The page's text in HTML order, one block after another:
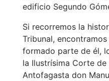
edificio Segundo
Si recorremos la
Tribunal,
formado parte de él,
la Ilustrísima Corte
Antofagasta don